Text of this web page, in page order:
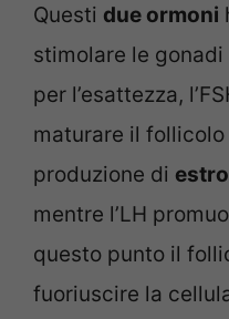
Questi due ormoni
stimolare le
per l’esattezza,
maturare il
produzione di
mentre l’LH
questo punto il
fuoriuscire la